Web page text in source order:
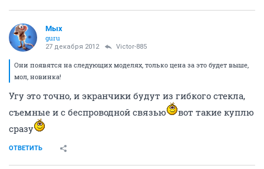
Мых
guru
27 декабря 2012 Victor-885
Они появятся на следующих моделях, только цена за это будет выше,
мол, новинка!
Угу это точно, и экранчики будут из гибкого стекла,
съемные и с беспроводной связью
вот такие куплю
сразу
ОТВЕТИТЬ